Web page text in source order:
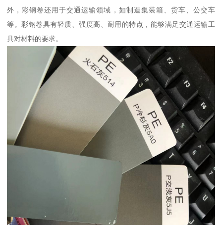
外，彩钢卷还用于交通运输领域，如制造集装箱、货车、公交车
等。彩钢卷具有轻质、强度高、耐用的特点，能够满足交通运输工
具对材料的要求。